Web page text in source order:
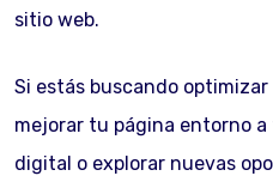
sitio web.
Si estás buscando
mejorar tu página entorno
digital o explorar nuevas